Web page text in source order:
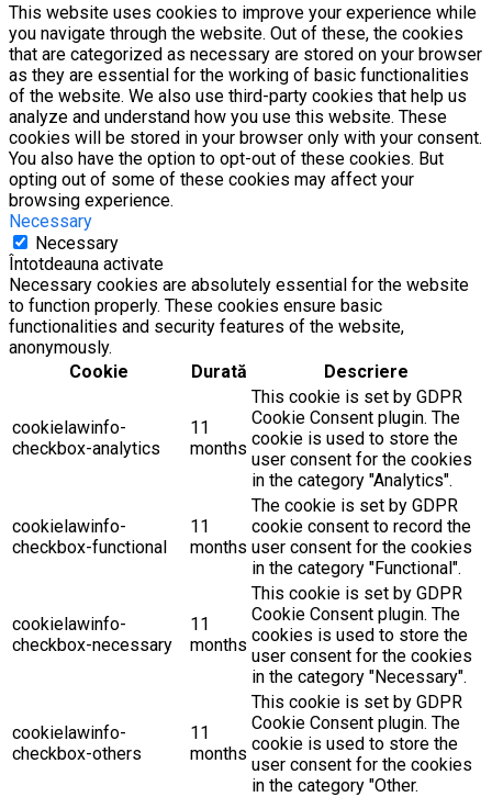
This website uses cookies to improve your experience while
you navigate through the website. Out of these, the cookies
that are categorized as necessary are stored on your browser
as they are essential for the working of basic functionalities
of the website. We also use third-party cookies that help us
analyze and understand how you use this website. These
cookies will be stored in your browser only with your consent.
You also have the option to opt-out of these cookies. But
opting out of some of these cookies may affect your
browsing experience.
Necessary
Necessary
Întotdeauna activate
Necessary cookies are absolutely essential for the website
to function properly. These cookies ensure basic
functionalities and security features of the website,
anonymously.
Cookie
Durată Descriere
cookielawinfo-
checkbox-analytics
11
months
This cookie is set by GDPR
Cookie Consent plugin. The
cookie is used to store the
user consent for the cookies
in the category "Analytics".
cookielawinfo-
checkbox-functional
11
months
The cookie is set by GDPR
cookie consent to record the
user consent for the cookies
in the category "Functional".
cookielawinfo-
checkbox-necessary
11
months
This cookie is set by GDPR
Cookie Consent plugin. The
cookies is used to store the
user consent for the cookies
in the category "Necessary".
cookielawinfo-
checkbox-others
11
months
This cookie is set by GDPR
Cookie Consent plugin. The
cookie is used to store the
user consent for the cookies
in the category "Other.